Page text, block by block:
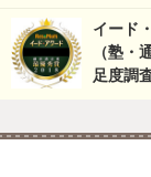
イード
（塾・
足度調査